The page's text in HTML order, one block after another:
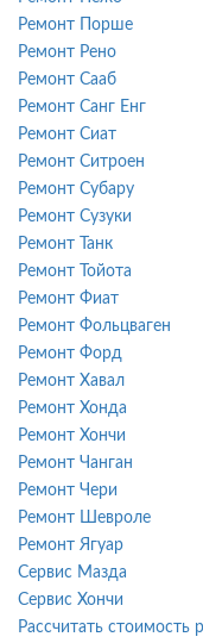
Ремонт Порше
Ремонт Рено
Ремонт Сааб
Ремонт Санг Енг
Ремонт Сиат
Ремонт Ситроен
Ремонт Субару
Ремонт Сузуки
Ремонт Танк
Ремонт Тойота
Ремонт Фиат
Ремонт Фольцваген
Ремонт Форд
Ремонт Хавал
Ремонт Хонда
Ремонт Хончи
Ремонт Чанган
Ремонт Чери
Ремонт Шевроле
Ремонт Ягуар
Сервис Мазда
Сервис Хончи
Рассчитать стоимость